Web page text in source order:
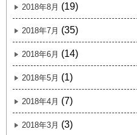
2018年8月 (19)
2018年7月 (35)
2018年6月 (14)
2018年5月 (1)
2018年4月 (7)
2018年3月 (3)